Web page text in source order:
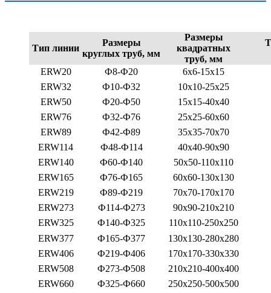
Тип линии
Размеры
круглых труб, мм
Размеры
квадратных
труб, мм
ERW20 Ф8-Ф20
6x6-15x15
ERW32
Ф10-Ф32
10x10-25x25
ERW50
Ф20-Ф50
15x15-40x40
ERW76
Ф32-Ф76
25x25-60x60
ERW89
Ф42-Ф89
35x35-70x70
ERW114
Ф48-Ф114
40x40-90x90
ERW140
Ф60-Ф140
50x50-110x110
ERW165
Ф76-Ф165
60x60-130x130
ERW219
Ф89-Ф219
70x70-170x170
ERW273
Ф114-Ф273
90x90-210x210
ERW325
Ф140-Ф325
110x110-250x250
ERW377
Ф165-Ф377
130x130-280x280
ERW406
Ф219-Ф406
170x170-330x330
ERW508
Ф273-Ф508
210x210-400x400
ERW660
Ф325-Ф660
250x250-500x500